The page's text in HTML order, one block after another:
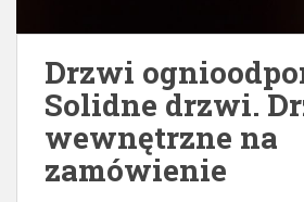
Drzwi
Solidne drzwi.
wewnętrzne na
zamówienie